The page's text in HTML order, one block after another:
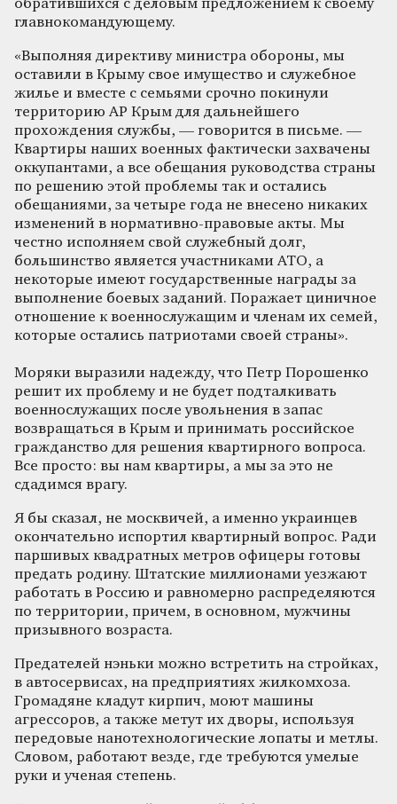
обратившихся с деловым предложением к своему
главнокомандующему.
«Выполняя директиву министра обороны, мы
оставили в Крыму свое имущество и служебное
жилье и вместе с семьями срочно покинули
территорию АР Крым для дальнейшего
прохождения службы, — говорится в письме. —
Квартиры наших военных фактически захвачены
оккупантами, а все обещания руководства страны
по решению этой проблемы так и остались
обещаниями, за четыре года не внесено никаких
изменений в нормативно-правовые акты. Мы
честно исполняем свой служебный долг,
большинство является участниками АТО, а
некоторые имеют государственные награды за
выполнение боевых заданий. Поражает циничное
отношение к военнослужащим и членам их семей,
которые остались патриотами своей страны».
Моряки выразили надежду, что Петр Порошенко
решит их проблему и не будет подталкивать
военнослужащих после увольнения в запас
возвращаться в Крым и принимать российское
гражданство для решения квартирного вопроса.
Все просто: вы нам квартиры, а мы за это не
сдадимся врагу.
Я бы сказал, не москвичей, а именно украинцев
окончательно испортил квартирный вопрос. Ради
паршивых квадратных метров офицеры готовы
предать родину. Штатские миллионами уезжают
работать в Россию и равномерно распределяются
по территории, причем, в основном, мужчины
призывного возраста.
Предателей нэньки можно встретить на стройках,
в автосервисах, на предприятиях жилкомхоза.
Громадяне кладут кирпич, моют машины
агрессоров, а также метут их дворы, используя
передовые нанотехнологические лопаты и метлы.
Словом, работают везде, где требуются умелые
руки и ученая степень.